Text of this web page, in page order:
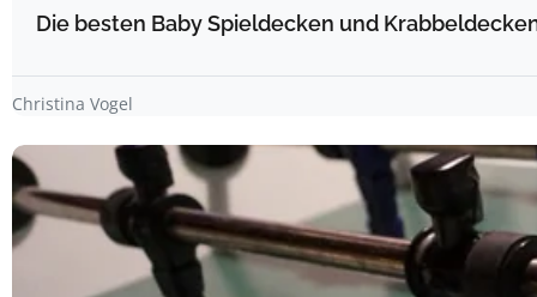
Die besten Baby Spieldecken und
Christina Vogel